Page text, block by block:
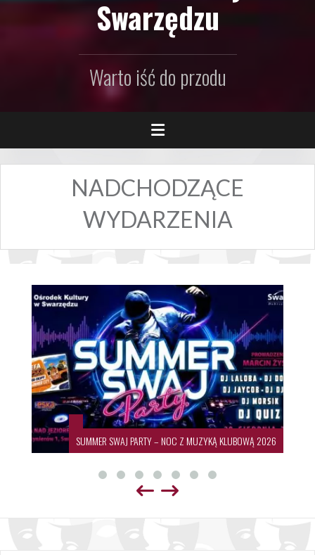
Swarzędzu
Warto iść do przodu
NADCHODZĄCE
WYDARZENIA
SUMMER SWAJ PARTY – NOC Z MUZYKĄ KLUBOWĄ 2026